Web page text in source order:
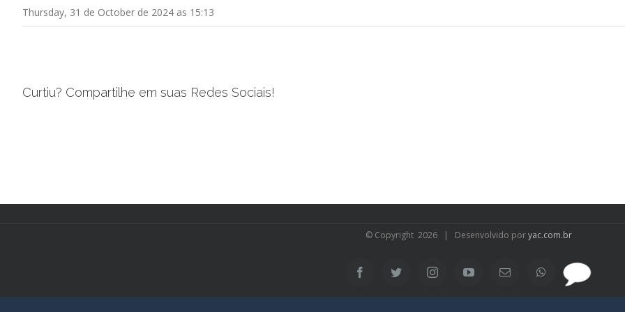
Thursday, 31 de October de 2024 as 15:13
Curtiu? Compartilhe em suas Redes Sociais!
© Copyright 2026 | Desenvolvido poryac.com.br
FacebookTwitter InstagramYouTubeEmail WhatsApp
SAC